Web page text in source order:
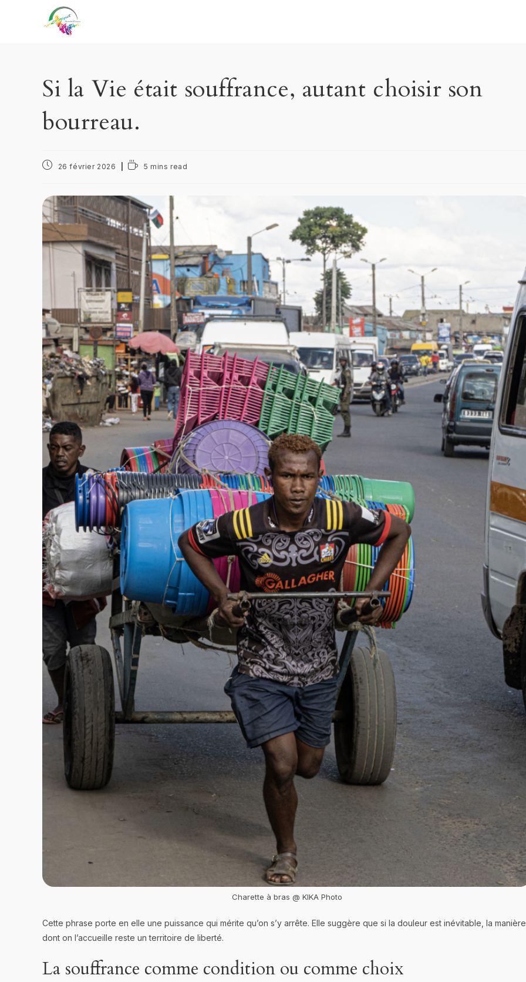
Si la Vie était souffrance, autant choisir son
bourreau.
26 février 2026 5 mins read
Charette à bras @ KIKA Photo
Cette phrase porte en elle une puissance qui mérite qu’on s’y arrête. Elle suggère que si la douleur est inévitable, la manière
dont on l’accueille reste un territoire de liberté.
La souffrance comme condition ou comme choix